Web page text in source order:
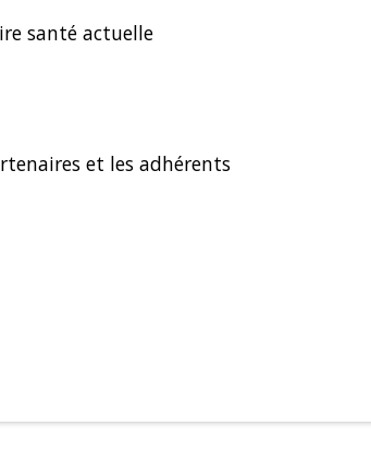
santé actuelle
et les adhérents